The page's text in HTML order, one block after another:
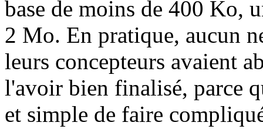
base de moins de 400 Ko,
2 Mo. En pratique, aucun
leurs concepteurs avaient
l'avoir bien finalisé, parce
et simple de faire